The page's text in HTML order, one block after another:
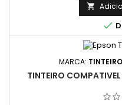


MARCA:
TINTEIRO